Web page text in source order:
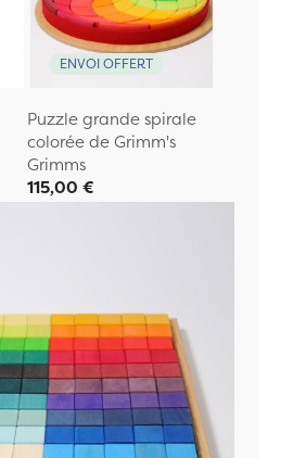
ENVOI OFFERT
Puzzle grande spirale
colorée de Grimm's
Grimms
115,00 €